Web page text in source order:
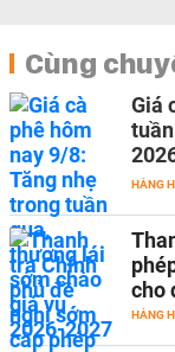
Cùng
Giá
HÀNG
cho
HÀNG